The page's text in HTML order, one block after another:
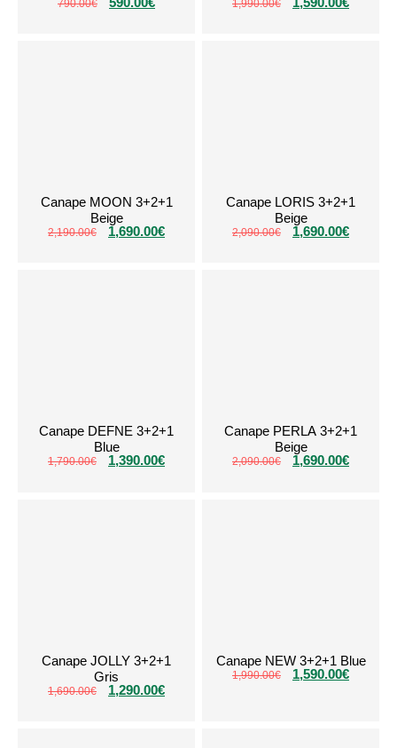
790.00€ 1,990.00€
Canape MOON 3+2+1
Beige
2,190.00€ 1,690.00€
Canape LORIS 3+2+1
Beige
2,090.00€ 1,690.00€
Canape DEFNE 3+2+1
Blue
1,790.00€ 1,390.00€
Canape PERLA 3+2+1
Beige
2,090.00€ 1,690.00€
Canape JOLLY 3+2+1
Gris
1,690.00€ 1,290.00€
Canape NEW 3+2+1 Blue
1,990.00€ 1,590.00€